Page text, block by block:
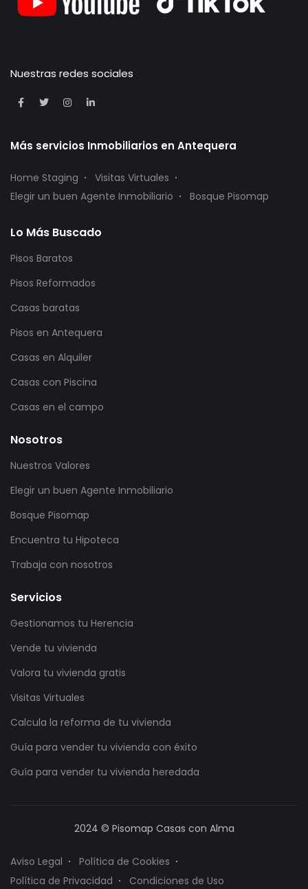
Nuestras redes sociales
Más servicios Inmobiliarios en Antequera
Home Staging
Visitas Virtuales
Elegir un buen Agente Inmobiliario
Bosque Pisomap
Lo Más Buscado
Pisos Baratos
Pisos Reformados
Casas baratas
Pisos en Antequera
Casas en Alquiler
Casas con Piscina
Casas en el campo
Nosotros
Nuestros Valores
Elegir un buen Agente Inmobiliario
Bosque Pisomap
Encuentra tu Hipoteca
Trabaja con nosotros
Servicios
Gestionamos tu Herencia
Vende tu vivienda
Valora tu vivienda gratis
Visitas Virtuales
Calcula la reforma de tu vivienda
Guía para vender tu vivienda con éxito
Guía para vender tu vivienda heredada
2024 © Pisomap Casas con Alma
Aviso Legal
Política de Cookies
Política de Privacidad
Condiciones de Uso